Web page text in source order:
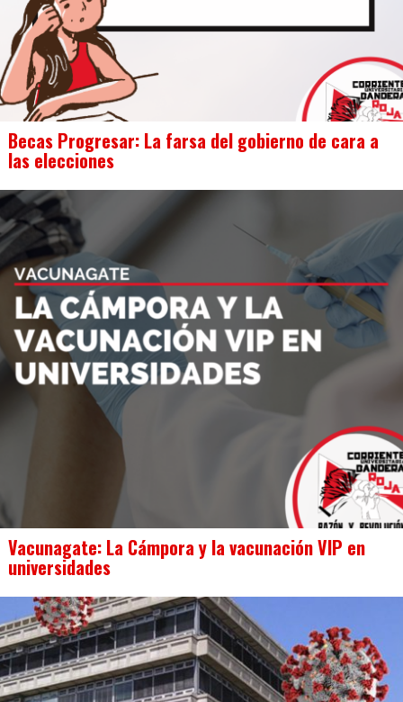
Becas Progresar: La farsa del gobierno de cara a
las elecciones
Vacunagate: La Cámpora y la vacunación VIP en
universidades